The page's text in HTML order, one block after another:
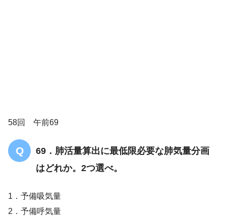
58回 午前69
69．肺活量算出に最低限必要な肺気量分画
はどれか。2つ選べ。
1．予備吸気量
2．予備呼気量